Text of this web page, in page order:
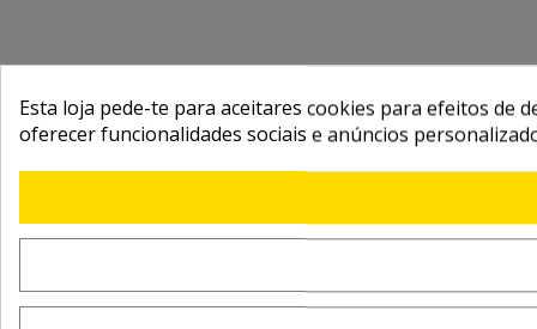
Esta loja pede-te para aceitares cookies para efeitos de
oferecer funcionalidades sociais e anúncios